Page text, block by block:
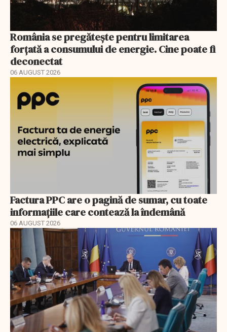
România se pregătește pentru limitarea
forțată a consumului de energie. Cine poate fi
deconectat
06 AUGUST 2026
Factura PPC are o pagină de sumar, cu toate
informațiile care contează la îndemână
06 AUGUST 2026